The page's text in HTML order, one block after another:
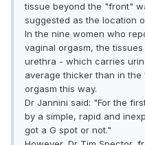
tissue beyond the "front"
suggested as the location
In the nine women who
vaginal orgasm, the
urethra - which carries
average thicker than in the
orgasm this way.
Dr Jannini said: "For the
by a simple, rapid and
got a G spot or not."